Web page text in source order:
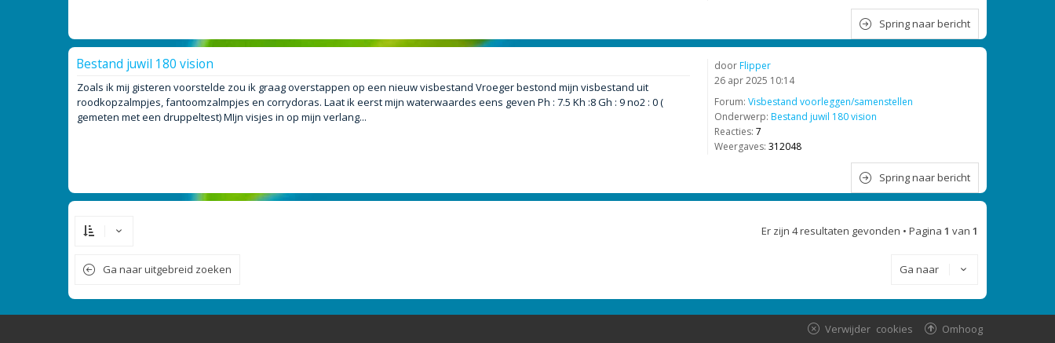
Spring naar bericht
doorFlipper
26 apr 2025 10:14
Forum: Visbestand voorleggen/samenstellen
Onderwerp: Bestand juwil 180 vision
Reacties: 7
Weergaves: 312048
Bestand juwil 180 vision
Zoals ik mij gisteren voorstelde zou ik graag overstappen op een nieuw visbestand Vroeger bestond mijn visbestand uit
roodkopzalmpjes, fantoomzalmpjes en corrydoras. Laat ik eerst mijn waterwaardes eens geven Ph : 7.5 Kh :8 Gh : 9 no2 : 0 (
gemeten met een druppeltest) MIjn visjes in op mijn verlang...
Spring naar bericht
Er zijn 4 resultaten gevonden • Pagina 1 van 1
Ga naar uitgebreid zoeken Ga naar
Omhoog
Verwijder cookies